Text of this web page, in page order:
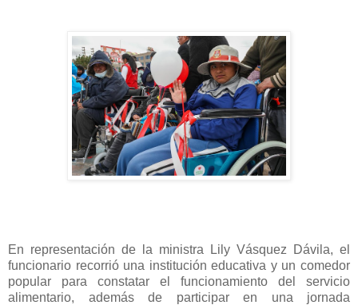
En representación de la ministra Lily Vásquez Dávila, el
funcionario recorrió una institución educativa y un comedor
popular para constatar el funcionamiento del servicio
alimentario, además de participar en una jornada